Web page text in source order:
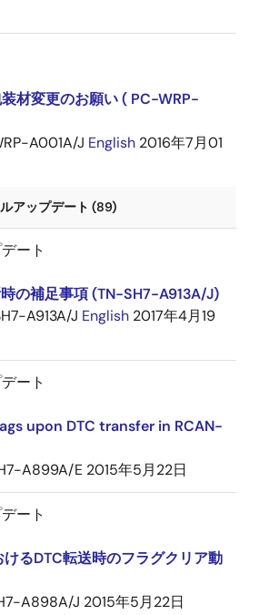
材変更のお願い ( PC-WRP-
A001A/J English 2016年7月01
アップデート (89)
ート
の補足事項 (TN-SH7-A913A/J)
A913A/J English 2017年4月19
ート
upon DTC transfer in RCAN-
A899A/E 2015年5月22日
ート
るDTC転送時のフラグクリア動
A898A/J 2015年5月22日